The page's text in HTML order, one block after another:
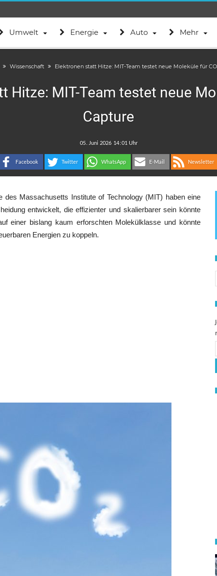
Umwelt Energie Auto Mehr
Wissenschaft Elektronen statt Hitze: MIT-Team testet neue Moleküle für
Hitze: MIT-Team testet neue
Capture
:
Facebook Twitter WhatsApp E-Mail Newsletter
Massachusetts Institute of Technology (MIT) haben eine
entwickelt, die effizienter und skalierbarer sein könnte
einer bislang kaum erforschten Molekülklasse und könnte
Energien zu koppeln.